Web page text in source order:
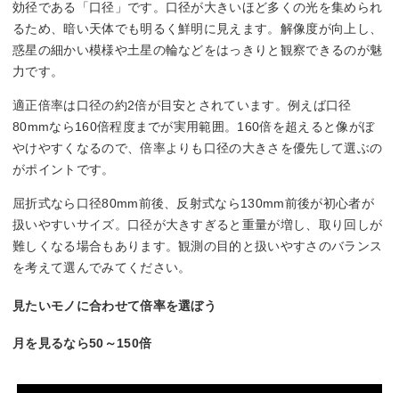
効径である「口径」です。口径が大きいほど多くの光を集められ
るため、暗い天体でも明るく鮮明に見えます。解像度が向上し、
惑星の細かい模様や土星の輪などをはっきりと観察できるのが魅
力です。
適正倍率は口径の約2倍が目安とされています。例えば口径
80mmなら160倍程度までが実用範囲。160倍を超えると像がぼ
やけやすくなるので、倍率よりも口径の大きさを優先して選ぶの
がポイントです。
屈折式なら口径80mm前後、反射式なら130mm前後が初心者が
扱いやすいサイズ。口径が大きすぎると重量が増し、取り回しが
難しくなる場合もあります。観測の目的と扱いやすさのバランス
を考えて選んでみてください。
見たいモノに合わせて倍率を選ぼう
月を見るなら50～150倍